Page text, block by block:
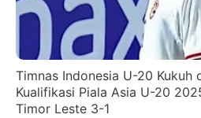
Timnas Indonesia U-20 Kukuh
Kualifikasi Piala Asia U-20
Timor Leste 3-1